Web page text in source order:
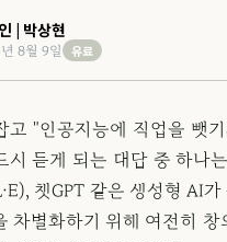
| 박상현
8월 9일 유료
고 "인공지능에 직업을 뺏
시 듣게 되는 대답 중 하나
챗GPT 같은 생성형 AI
차별화하기 위해 여전히